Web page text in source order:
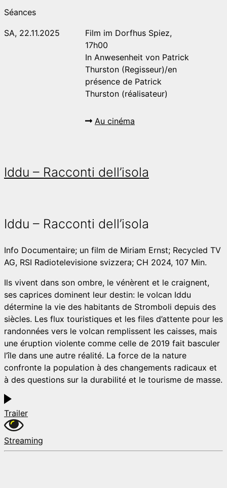
Séances
SA, 22.11.2025
Film im Dorfhus Spiez,
17h00
In Anwesenheit von Patrick
Thurston (Regisseur)/en
présence de Patrick
Thurston (réalisateur)
Au cinéma
Iddu – Racconti dell’isola
Iddu – Racconti dell’isola
Info Documentaire; un film de Miriam Ernst; Recycled TV
AG, RSI Radiotelevisione svizzera; CH 2024, 107 Min.
Ils vivent dans son ombre, le vénèrent et le craignent,
ses caprices dominent leur destin: le volcan Iddu
détermine la vie des habitants de Stromboli depuis des
siècles. Les flux touristiques et les files d’attente pour les
randonnées vers le volcan remplissent les caisses, mais
une éruption violente comme celle de 2019 fait basculer
l’île dans une autre réalité. La force de la nature
confronte la population à des changements radicaux et
à des questions sur la durabilité et le tourisme de masse.
Trailer
Streaming